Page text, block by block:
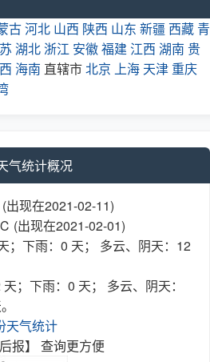
古河北 山西 陕西 山东 新疆 西藏 青
湖北 浙江 安徽福建 江西 湖南 贵
海南 直辖市北京 上海 天津 重庆
气统计概况
现在2021-02-11)
(出现在2021-02-01)
；下雨：0 天； 多云、阴天：12
；下雨：0 天； 多云、阴天：
天气统计
报】 查询更方便